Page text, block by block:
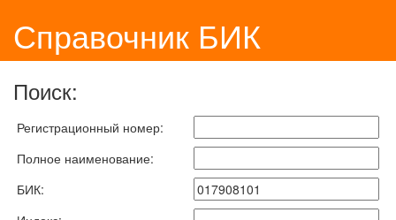
Справочник БИК
Поиск:
Регистрационный номер:
Полное наименование:
БИК: